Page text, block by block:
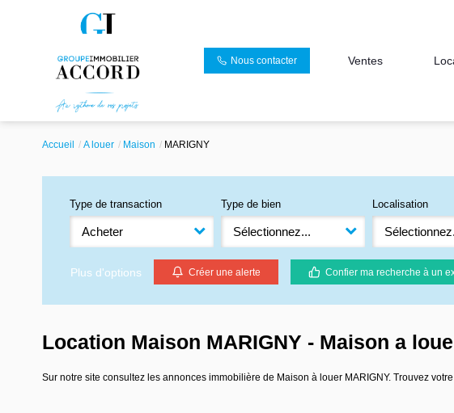
Nous contacter Ventes
Accueil A louer Maison MARIGNY
Type de transaction
Acheter
Type de bien
Sélectionnez...
Localisation
Plus d'options Créer une alerte Confier ma recherche à un
Location Maison MARIGNY - Maison a
Sur notre site consultez les annonces immobilière de Maison à louer MARIGNY. Trouvez